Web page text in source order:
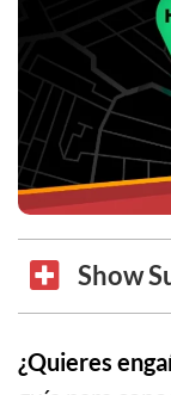
Show
¿Quieres